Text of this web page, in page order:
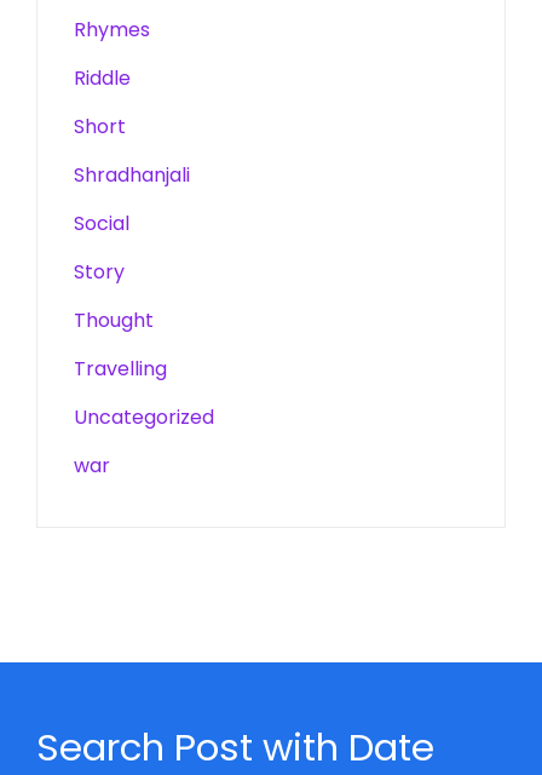
Rhymes
Riddle
Short
Shradhanjali
Social
Story
Thought
Travelling
Uncategorized
war
Search Post with Date